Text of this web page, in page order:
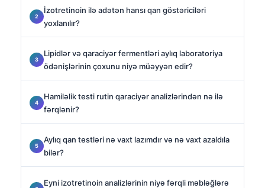
İzotretinoin ilə adətən hansı qan göstəriciləri
yoxlanılır?
Lipidlər və qaraciyər fermentləri aylıq laboratoriya
ödənişlərinin çoxunu niyə müəyyən edir?
Hamiləlik testi rutin qaraciyər analizlərindən nə ilə
fərqlənir?
Aylıq qan testləri nə vaxt lazımdır və nə vaxt azaldıla
bilər?
Eyni izotretinoin analizlərinin niyə fərqli məbləğlərə